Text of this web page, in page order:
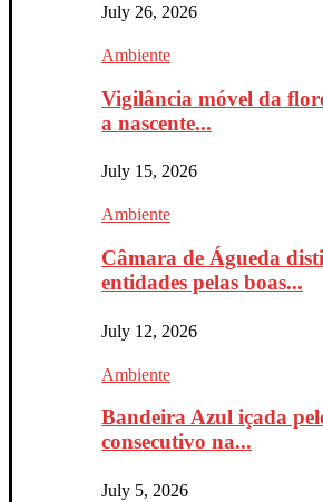
July 26, 2026
Ambiente
Vigilância móvel da
a nascente...
July 15, 2026
Ambiente
Câmara de Águeda
entidades pelas boas...
July 12, 2026
Ambiente
Bandeira Azul içada
consecutivo na...
July 5, 2026